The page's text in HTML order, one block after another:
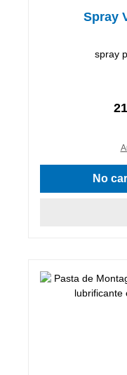
Spray
spray
No